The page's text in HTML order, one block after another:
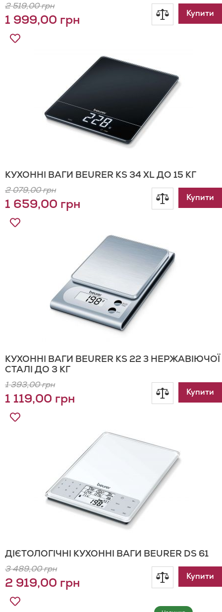
1 999,00 грн
2 519,00 грн
Додати
Купити
КУХОННІ ВАГИ BEURER KS 34 XL ДО 15 КГ
1 659,00 грн
2 079,00 грн
Додати
Додати
Купити
КУХОННІ ВАГИ BEURER KS 22 З НЕРЖАВІЮЧОЇ
СТАЛІ ДО 3 КГ
1 119,00 грн
1 393,00 грн
Додати
Додати
Купити
ДІЄТОЛОГІЧНІ КУХОННІ ВАГИ BEURER DS 61
2 919,00 грн
3 489,00 грн
Додати
Додати
Купити
Додати